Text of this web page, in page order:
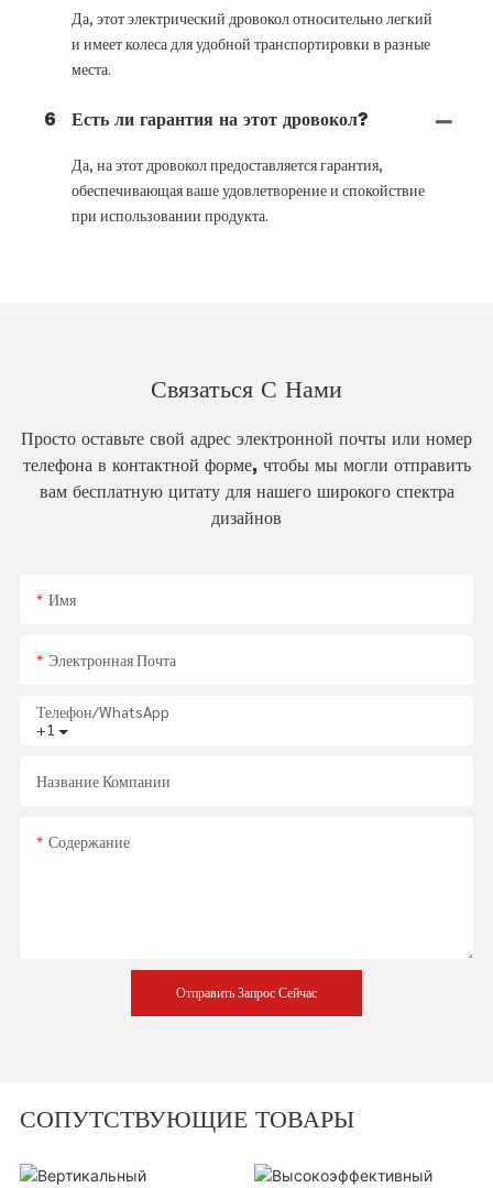
Да, этот электрический дровокол относительно легкий
и имеет колеса для удобной транспортировки в разные
места.
6 Есть ли гарантия на этот дровокол?
Да, на этот дровокол предоставляется гарантия,
обеспечивающая ваше удовлетворение и спокойствие
при использовании продукта.
Связаться С Нами
Просто оставьте свой адрес электронной почты или номер
телефона в контактной форме, чтобы мы могли отправить
вам бесплатную цитату для нашего широкого спектра
дизайнов
Имя
Электронная Почта
+1
Телефон/WhatsApp
Название Компании
Содержание
Отправить Запрос Сейчас
СОПУТСТВУЮЩИЕ ТОВАРЫ